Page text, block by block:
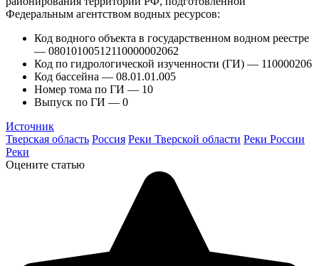
Федеральным агентством водных ресурсов:
Код водного объекта в государственном водном реестре
— 08010100512110000002062
Код по гидрологической изученности (ГИ) — 110000206
Код бассейна — 08.01.01.005
Номер тома по ГИ — 10
Выпуск по ГИ — 0
Источник
Тверская область Россия Реки Тверской области Реки России
Реки
Оцените статью